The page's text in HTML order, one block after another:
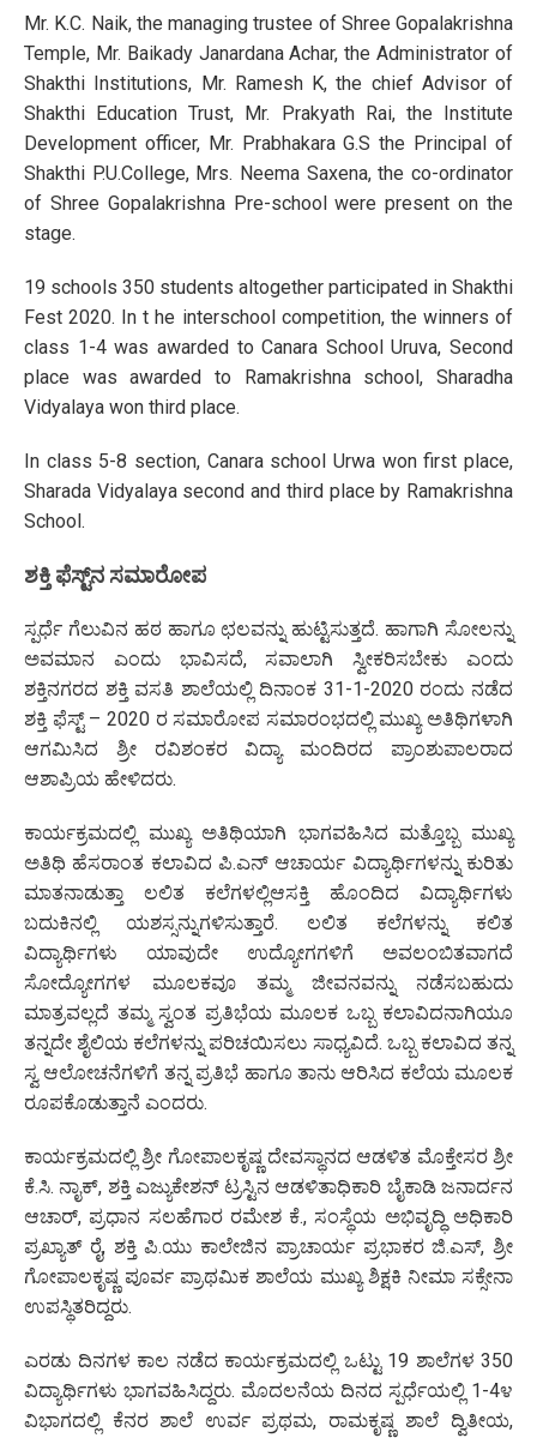
Mr. K.C. Naik, the managing trustee of Shree Gopalakrishna
Temple, Mr. Baikady Janardana Achar, the Administrator of
Shakthi Institutions, Mr. Ramesh K, the chief Advisor of
Shakthi Education Trust, Mr. Prakyath Rai, the Institute
Development officer, Mr. Prabhakara G.S the Principal of
Shakthi P.U.College, Mrs. Neema Saxena, the co-ordinator
of Shree Gopalakrishna Pre-school were present on the
stage.
19 schools 350 students altogether participated in Shakthi
Fest 2020. In t he interschool competition, the winners of
class 1-4 was awarded to Canara School Uruva, Second
place was awarded to Ramakrishna school, Sharadha
Vidyalaya won third place.
In class 5-8 section, Canara school Urwa won first place,
Sharada Vidyalaya second and third place by Ramakrishna
School.
ಶಕ್ತಿ ಫೆಸ್ಟ್‌ನ ಸಮಾರೋಪ
ಸ್ಪರ್ಧೆ ಗೆಲುವಿನ ಹಠ ಹಾಗೂ ಛಲವನ್ನು ಹುಟ್ಟಿಸುತ್ತದೆ. ಹಾಗಾಗಿ ಸೋಲನ್ನು
ಅವಮಾನ ಎಂದು ಭಾವಿಸದೆ, ಸವಾಲಾಗಿ ಸ್ವೀಕರಿಸಬೇಕು ಎಂದು
ಶಕ್ತಿನಗರದ ಶಕ್ತಿ ವಸತಿ ಶಾಲೆಯಲ್ಲಿ ದಿನಾಂಕ 31-1-2020 ರಂದು ನಡೆದ
ಶಕ್ತಿ ಫೆಸ್ಟ್ – 2020 ರ ಸಮಾರೋಪ ಸಮಾರಂಭದಲ್ಲಿ ಮುಖ್ಯ ಅತಿಥಿಗಳಾಗಿ
ಆಗಮಿಸಿದ ಶ್ರೀ ರವಿಶಂಕರ ವಿದ್ಯಾ ಮಂದಿರದ ಪ್ರಾಂಶುಪಾಲರಾದ
ಆಶಾಪ್ರಿಯ ಹೇಳಿದರು.
ಕಾರ್ಯಕ್ರಮದಲ್ಲಿ ಮುಖ್ಯ ಅತಿಥಿಯಾಗಿ ಭಾಗವಹಿಸಿದ ಮತ್ತೊಬ್ಬ ಮುಖ್ಯ
ಅತಿಥಿ ಹೆಸರಾಂತ ಕಲಾವಿದ ಪಿ.ಎನ್ ಆಚಾರ್ಯ ವಿದ್ಯಾರ್ಥಿಗಳನ್ನು ಕುರಿತು
ಮಾತನಾಡುತ್ತಾ ಲಲಿತ ಕಲೆಗಳಲ್ಲಿಆಸಕ್ತಿ ಹೊಂದಿದ ವಿದ್ಯಾರ್ಥಿಗಳು
ಬದುಕಿನಲ್ಲಿ ಯಶಸ್ಸನ್ನುಗಳಿಸುತ್ತಾರೆ. ಲಲಿತ ಕಲೆಗಳನ್ನು ಕಲಿತ
ವಿದ್ಯಾರ್ಥಿಗಳು ಯಾವುದೇ ಉದ್ಯೋಗಗಳಿಗೆ ಅವಲಂಬಿತವಾಗದೆ
ಸೋದ್ಯೋಗಗಳ ಮೂಲಕವೂ ತಮ್ಮ ಜೀವನವನ್ನು ನಡೆಸಬಹುದು
ಮಾತ್ರವಲ್ಲದೆ ತಮ್ಮ ಸ್ವಂತ ಪ್ರತಿಭೆಯ ಮೂಲಕ ಒಬ್ಬ ಕಲಾವಿದನಾಗಿಯೂ
ತನ್ನದೇ ಶೈಲಿಯ ಕಲೆಗಳನ್ನು ಪರಿಚಯಿಸಲು ಸಾಧ್ಯವಿದೆ. ಒಬ್ಬ ಕಲಾವಿದ ತನ್ನ
ಸ್ವ ಆಲೋಚನೆಗಳಿಗೆ ತನ್ನ ಪ್ರತಿಭೆ ಹಾಗೂ ತಾನು ಆರಿಸಿದ ಕಲೆಯ ಮೂಲಕ
ರೂಪಕೊಡುತ್ತಾನೆ ಎಂದರು.
ಕಾರ್ಯಕ್ರಮದಲ್ಲಿ ಶ್ರೀ ಗೋಪಾಲಕೃಷ್ಣ ದೇವಸ್ಥಾನದ ಆಡಳಿತ ಮೊಕ್ತೇಸರ ಶ್ರೀ
ಕೆ.ಸಿ. ನಾೖಕ್‌, ಶಕ್ತಿ ಎಜ್ಯುಕೇಶನ್ ಟ್ರಸ್ಟಿನ ಆಡಳಿತಾಧಿಕಾರಿ ಬೈಕಾಡಿ ಜನಾರ್ದನ
ಆಚಾರ್, ಪ್ರಧಾನ ಸಲಹೆಗಾರ ರಮೇಶ ಕೆ., ಸಂಸ್ಥೆಯ ಅಭಿವೃದ್ಧಿ ಅಧಿಕಾರಿ
ಪ್ರಖ್ಯಾತ್ ರೈ, ಶಕ್ತಿ ಪಿ.ಯು ಕಾಲೇಜಿನ ಪ್ರಾಚಾರ್ಯ ಪ್ರಭಾಕರ ಜಿ.ಎಸ್, ಶ್ರೀ
ಗೋಪಾಲಕೃಷ್ಣ ಪೂರ್ವ ಪ್ರಾಥಮಿಕ ಶಾಲೆಯ ಮುಖ್ಯ ಶಿಕ್ಷಕಿ ನೀಮಾ ಸಕ್ಸೇನಾ
ಉಪಸ್ಥಿತರಿದ್ದರು.
ಎರಡು ದಿನಗಳ ಕಾಲ ನಡೆದ ಕಾರ್ಯಕ್ರಮದಲ್ಲಿ ಒಟ್ಟು 19 ಶಾಲೆಗಳ 350
ವಿದ್ಯಾರ್ಥಿಗಳು ಭಾಗವಹಿಸಿದ್ದರು. ಮೊದಲನೆಯ ದಿನದ ಸ್ಪರ್ಧೆಯಲ್ಲಿ 1-4೪
ವಿಭಾಗದಲ್ಲಿ ಕೆನರ ಶಾಲೆ ಉರ್ವ ಪ್ರಥಮ, ರಾಮಕೃಷ್ಣ ಶಾಲೆ ದ್ವಿತೀಯ,